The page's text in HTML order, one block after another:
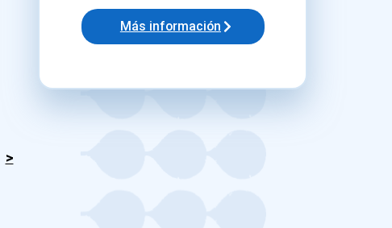
Más información
>